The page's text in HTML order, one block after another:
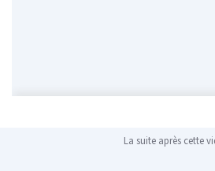
La suite après cette